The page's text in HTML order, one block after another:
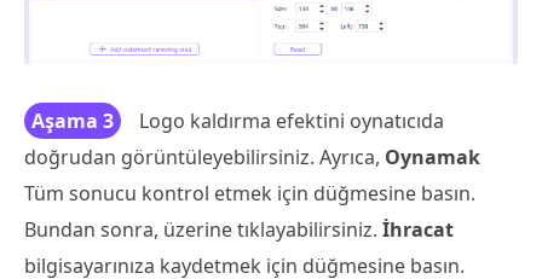
Aşama 3
Logo kaldırma efektini oynatıcıda
doğrudan görüntüleyebilirsiniz. Ayrıca, Oynamak
Tüm sonucu kontrol etmek için düğmesine basın.
Bundan sonra, üzerine tıklayabilirsiniz. İhracat
bilgisayarınıza kaydetmek için düğmesine basın.